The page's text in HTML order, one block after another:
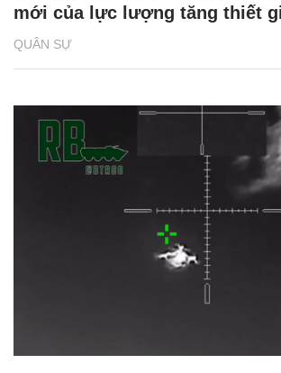
QUÂN SỰ
mới của lực lượng tăng thiết